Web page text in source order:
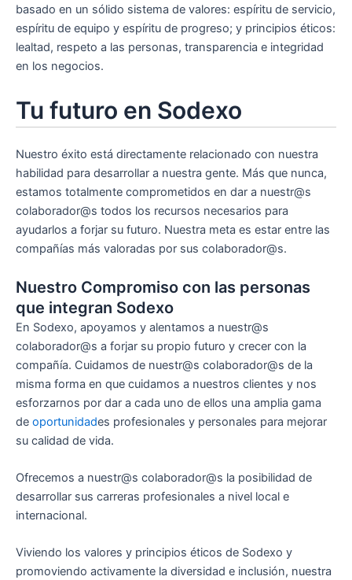
basado en un sólido sistema de valores: espíritu de servicio,
espíritu de equipo y espíritu de progreso; y principios éticos:
lealtad, respeto a las personas, transparencia e integridad
en los negocios.
Tu futuro en Sodexo
Nuestro éxito está directamente relacionado con nuestra
habilidad para desarrollar a nuestra gente. Más que nunca,
estamos totalmente comprometidos en dar a nuestr@s
colaborador@s todos los recursos necesarios para
ayudarlos a forjar su futuro. Nuestra meta es estar entre las
compañías más valoradas por sus colaborador@s.
Nuestro Compromiso con las personas
que integran Sodexo
En Sodexo, apoyamos y alentamos a nuestr@s
colaborador@s a forjar su propio futuro y crecer con la
compañía. Cuidamos de nuestr@s colaborador@s de la
misma forma en que cuidamos a nuestros clientes y nos
esforzarnos por dar a cada uno de ellos una amplia gama
de oportunidades profesionales y personales para mejorar
su calidad de vida.
Ofrecemos a nuestr@s colaborador@s la posibilidad de
desarrollar sus carreras profesionales a nivel local e
internacional.
Viviendo los valores y principios éticos de Sodexo y
promoviendo activamente la diversidad e inclusión, nuestra